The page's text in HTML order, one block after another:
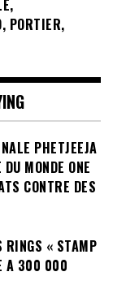
PORTIER,
PHETJEEJA
MONDE ONE
CONTRE DES
RINGS « STAMP
A 300 000